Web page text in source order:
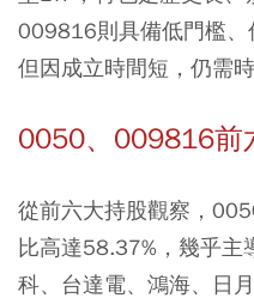
009816則具備低門檻、
但因成立時間短，仍需
0050、009816前
從前六大持股觀察，
比高達58.37%，幾乎主
科、台達電、鴻海、日